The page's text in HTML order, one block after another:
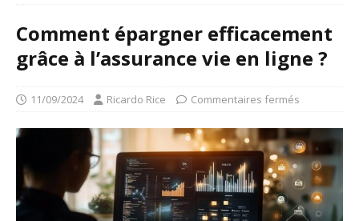
Comment épargner efficacement
grâce à l’assurance vie en ligne ?
11/09/2024 Ricardo Rice Commentaires fermés